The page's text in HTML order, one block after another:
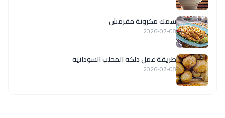
سمك مكرونة مقرمش
2026-07-08
طريقة عمل دلكة المحلب السودانية
2026-07-08